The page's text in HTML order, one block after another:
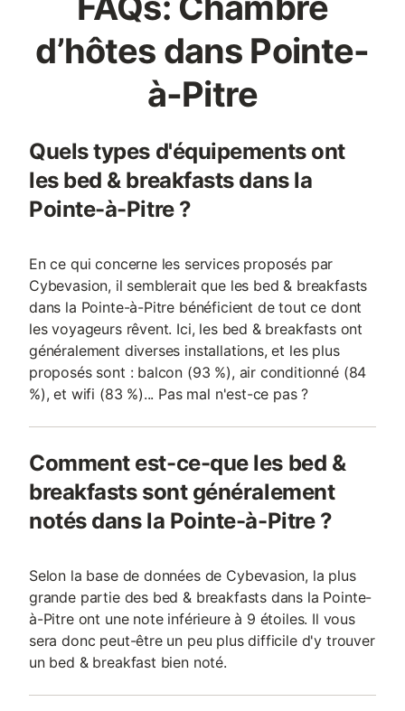
d’hôtes dans Pointe-
à-Pitre
Quels types d'équipements ont
les bed & breakfasts dans la
Pointe-à-Pitre ?
En ce qui concerne les services proposés par
Cybevasion, il semblerait que les bed & breakfasts
dans la Pointe-à-Pitre bénéficient de tout ce dont
les voyageurs rêvent. Ici, les bed & breakfasts ont
généralement diverses installations, et les plus
proposés sont : balcon (93 %), air conditionné (84
%), et wifi (83 %)... Pas mal n'est-ce pas ?
Comment est-ce-que les bed &
breakfasts sont généralement
notés dans la Pointe-à-Pitre ?
Selon la base de données de Cybevasion, la plus
grande partie des bed & breakfasts dans la Pointe-
à-Pitre ont une note inférieure à 9 étoiles. Il vous
sera donc peut-être un peu plus difficile d'y trouver
un bed & breakfast bien noté.